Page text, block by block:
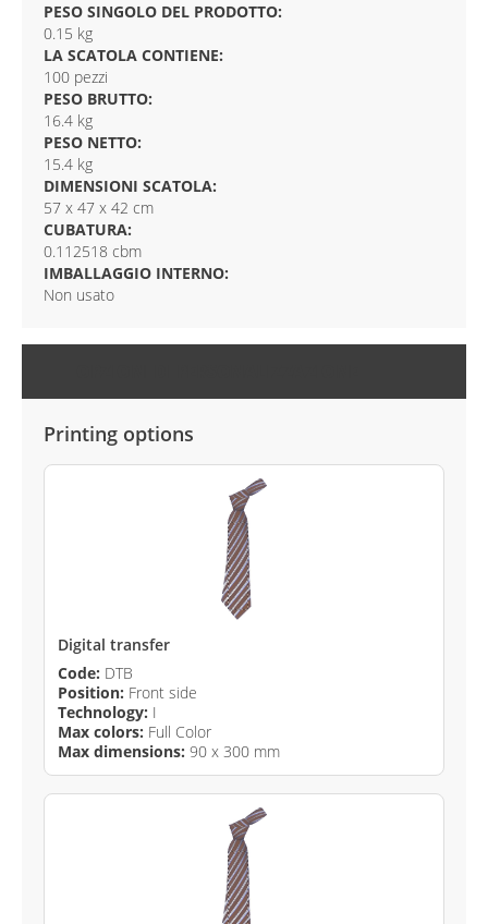
PESO SINGOLO DEL PRODOTTO:
0.15 kg
LA SCATOLA CONTIENE:
100 pezzi
PESO BRUTTO:
16.4 kg
PESO NETTO:
15.4 kg
DIMENSIONI SCATOLA:
57 x 47 x 42 cm
CUBATURA:
0.112518 cbm
IMBALLAGGIO INTERNO:
Non usato
Printing options
Digital transfer
Code: DTB
Position: Front side
Technology: I
Max colors: Full Color
Max dimensions: 90 x 300 mm